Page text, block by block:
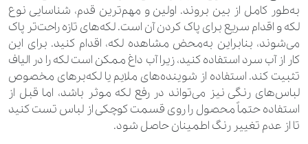
به‌طور کامل از بین بروند. اولین و مهم‌ترین قدم، شناسایی نوع
لکه و اقدام سریع برای پاک کردن آن است. لکه‌های تازه راحت‌تر پاک
می‌شوند، بنابراین به‌محض مشاهده لکه، اقدام کنید. برای این
کار از آب سرد استفاده کنید، زیرا آب داغ ممکن است لکه را در الیاف
تثبیت کند. استفاده از شوینده‌های ملایم یا لکه‌برهای مخصوص
لباس‌های رنگی نیز می‌تواند در رفع لکه موثر باشد، اما قبل از
استفاده حتماً محصول را روی قسمت کوچکی از لباس تست کنید
تا از عدم تغییر رنگ اطمینان حاصل شود.